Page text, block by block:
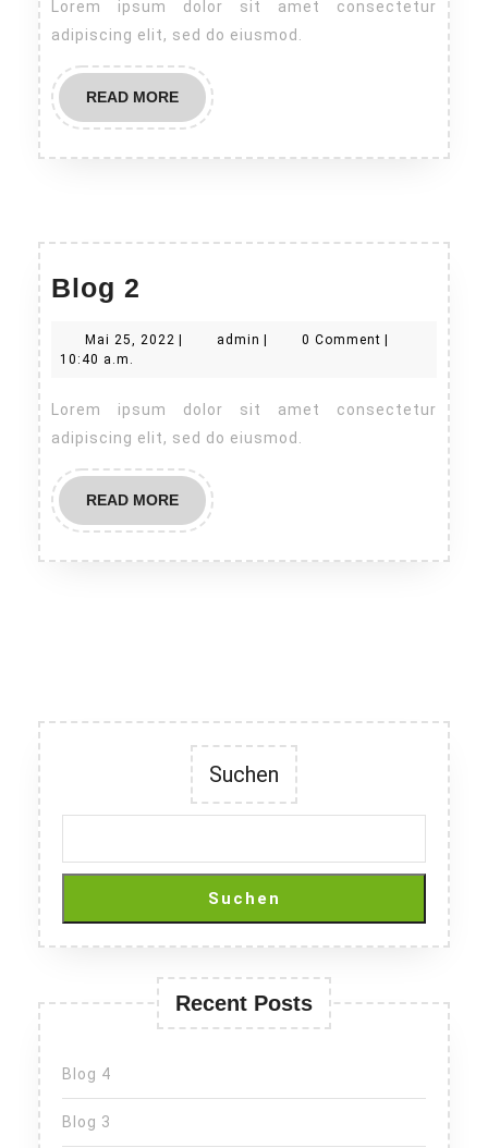
Lorem ipsum dolor sit amet consectetur
adipiscing elit, sed do eiusmod.
READ MOREREAD
MORE
Blog 2
Mai 25, 2022 Mai
admin admin0 Comment
10:40 a.m.
adipiscing elit, sed do eiusmod.
READ MOREREAD
MORE
Suchen
Suchen
Recent Posts
Blog 4
Blog 3